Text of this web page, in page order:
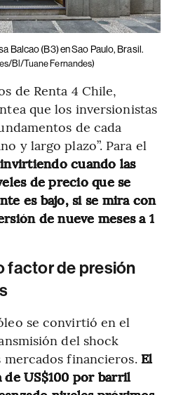
Balcao (B3) en Sao Paulo, Brasil.
Bl/Tuane Fernandes)
de Renta 4 Chile,
que los inversionistas
de cada
y largo plazo”. Para el
cuando las
de precio que se
es bajo, si se mira con
de nueve meses a 1
factor de presión
se convirtió en el
del shock
financieros. El
US$100 por barril